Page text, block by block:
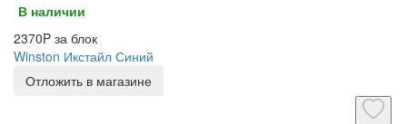
В наличии
2370P за блок
Winston Икстайл Синий
Отложить в магазине